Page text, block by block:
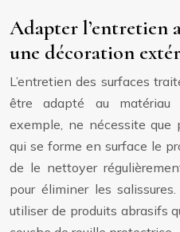
Adapter l’entretien
une décoration
L’entretien des surfaces
être adapté au matériau
exemple, ne nécessite que
qui se forme en surface le
de le nettoyer
pour éliminer les
utiliser de produits abrasifs